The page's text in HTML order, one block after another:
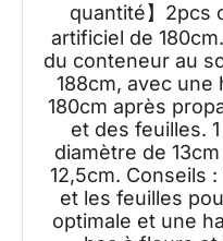
quantité】2pcs
artificiel de
du conteneur au
188cm, avec
180cm après
et des feuilles.
diamètre de
12,5cm. Conseils
et les feuilles
optimale et une